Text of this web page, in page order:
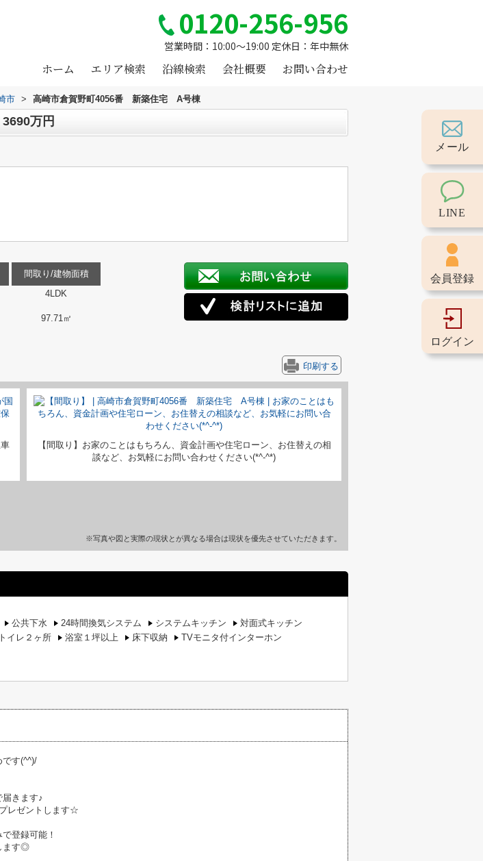
0120-256-956
営業時間：10:00～19:00 定休日：年中無休
ホーム エリア検索 沿線検索 会社概要 お問い合わせ
市 > 高崎市倉賀野町4056番 新築住宅 A号棟
万円
間取り/建物面積
4LDK
97.71㎡
印刷する
【間取り】お家のことはもちろん、資金計画や住宅ローン、お住替えの相
談など、お気軽にお問い合わせください(*^-^*)
※写真や図と実際の現状とが異なる場合は現状を優先させていただきます。
公共下水 24時間換気システム システムキッチン
対面式キッチン
トイレ２ヶ所 浴室１坪以上 床下収納
TVモニタ付インターホン
です(^^)/
きます♪
レゼントします☆
登録可能！
ます◎
メール
LINE
会員登録
ログイン